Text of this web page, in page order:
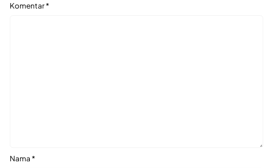
Komentar*
Nama *